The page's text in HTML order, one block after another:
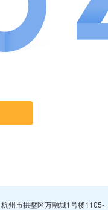
州市拱墅区万融城1号楼1105-